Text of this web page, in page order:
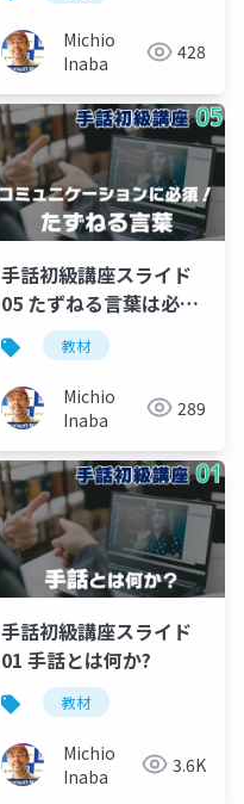
Michio
Inaba
428
手話初級講座スライド
05 たずねる言葉は必須
です!
教材
Michio
Inaba
289
手話初級講座スライド
01 手話とは何か?
教材
Michio
Inaba
3.6K